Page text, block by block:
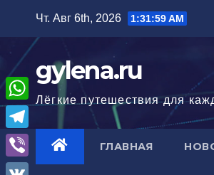
содержимому
Чт. Авг 6th, 2026 1:32:00 AM
gylena.ru
Лёгкие путешествия для
ГЛАВНАЯ
W
h
a
T
e
V